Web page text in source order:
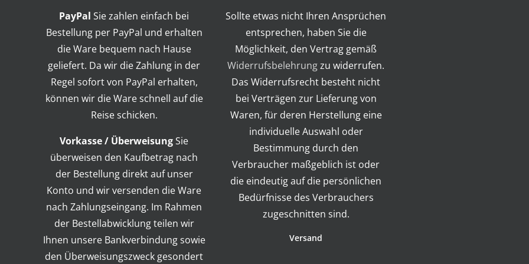
PayPal Sie zahlen einfach bei
Bestellung per PayPal und erhalten
die Ware bequem nach Hause
geliefert. Da wir die Zahlung in der
Regel sofort von PayPal erhalten,
können wir die Ware schnell auf die
Reise schicken.
Vorkasse / ÜberweisungSie
überweisen den Kaufbetrag nach
der Bestellung direkt auf unser
Konto und wir versenden die Ware
nach Zahlungseingang. Im Rahmen
der Bestellabwicklung teilen wir
Ihnen unsere Bankverbindung sowie
den Überweisungszweck gesondert
Sollte etwas nicht Ihren Ansprüchen
entsprechen, haben Sie die
Möglichkeit, den Vertrag gemäß
Widerrufsbelehrungzu widerrufen.
Das Widerrufsrecht besteht nicht
bei Verträgen zur Lieferung von
Waren, für deren Herstellung eine
individuelle Auswahl oder
Bestimmung durch den
Verbraucher maßgeblich ist oder
die eindeutig auf die persönlichen
Bedürfnisse des Verbrauchers
zugeschnitten sind.
Versand